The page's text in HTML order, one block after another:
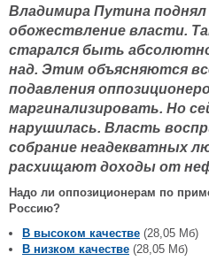
Владимира Путина поднял
обожествление власти.
старался быть
над. Этим объясняются
подавления
маргинализировать. Но
нарушилась. Власть
собрание неадекватных
расхищают доходы от
Надо ли оппозиционерам по
Россию?
В высоком качестве (28,05 Мб)
В низком качестве (28,05 Мб)